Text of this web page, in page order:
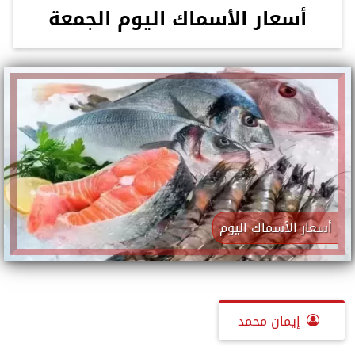
أسعار الأسماك اليوم الجمعة
أسعار الأسماك اليوم
إيمان محمد